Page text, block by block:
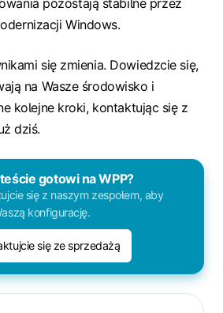
Windows.
się zmienia. Dowiedzcie się,
na Wasze środowisko i
kolejne kroki, kontaktując się z
dziś.
gotowi na WPP?
się z naszym zespołem, aby
konfigurację.
się ze sprzedażą